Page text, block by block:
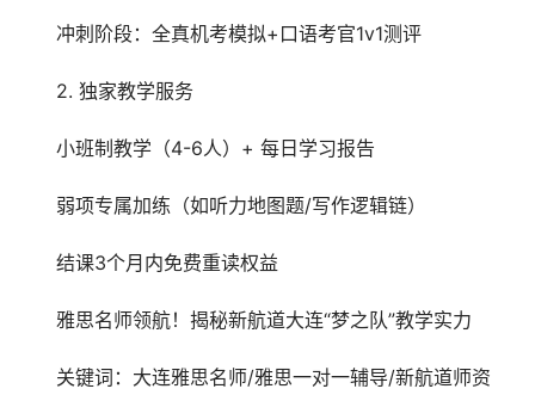
冲刺阶段：全真机考模拟+口语考官1v1测评
2. 独家教学服务
小班制教学（4-6人）+ 每日学习报告
弱项专属加练（如听力地图题/写作逻辑链）
结课3个月内免费重读权益
雅思名师领航！揭秘新航道大连“梦之队”教学实力
关键词：大连雅思名师/雅思一对一辅导/新航道师资